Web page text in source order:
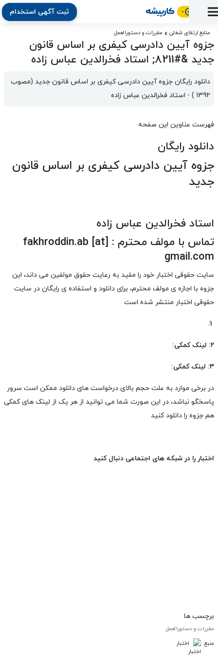
پنل
استخدام
به
کار
ثبت
رزومه
آگهی
آماده
به
ثبت
آگهی
استخدام
نشان
شده‌ها
تبادل
نظر
منابع
ارتقای
دوره
مقاله
نرم‌افزار
استخدام
بلاگ
کارپیشه
جستجوی
کارجویان
بخش
کارفرمایان
ثبت آگهی استخدام
منابع ارتقای شغلی مقررات و دستورالعمل
جزوه آیین دادرسی کیفری بر اساس قانون
جدید &#8211; استاد فخرالدین عباس زاده
1392 ) - استاد فخرالدین عباس زاده
فهرست عناوین این صفحه
دانلود رایگان
جزوه آیین دادرسی کیفری بر اساس قانون
جدید
استاد فخرالدین عباس زاده
تماس با مولف محترم : fakhroddin.ab [at]
gmail.com
سایت حقوقی اختبار خود را مقید به رعایت حقوق مولفین می داند، این
جزوه با اجازه ی مولف محترم، برای دانلود و استفاده ی رایگان در سایت
حقوقی اختبار منتشر شده است
۲: لینک کمکی:
۳: لینک کمکی:
در برخی موارد به علت حجم بالای درخواست های دانلود ممکن است سرور
پاسخگو نباشد، در این صورت شما می توانید از هر یک از لینک های کمکی
هم جزوه را دانلود کنید
اختبار را در شبکه های اجتماعی دنبال کنید
برچسب ها
مقررات و دستورالعمل
منبع:
اختبار